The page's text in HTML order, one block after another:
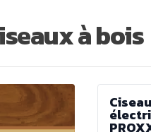
à bois